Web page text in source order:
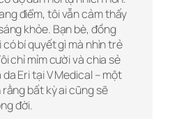
điểm, tôi vẫn cảm thấy
khỏe. Bạn bè, đồng
bí quyết gì mà nhìn trẻ
chỉ mỉm cười và chia sẻ
Eri tại V Medical – một
bất kỳ ai cũng sẽ
đời.